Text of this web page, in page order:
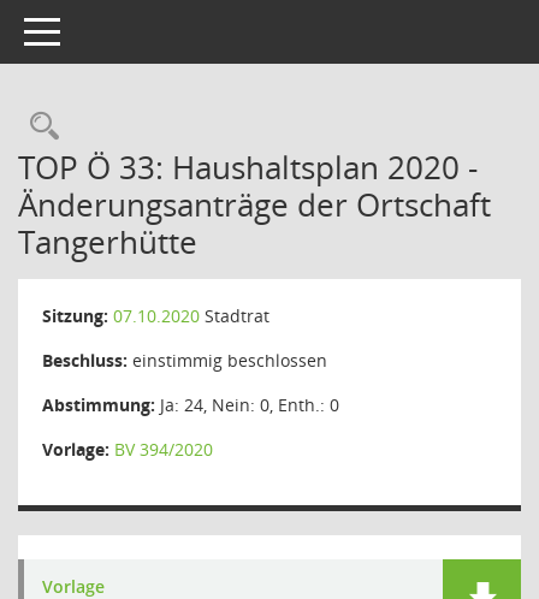
Toggle navigation
Rechercheauswahl
TOP Ö 33: Haushaltsplan 2020 -
Änderungsanträge der Ortschaft
Tangerhütte
Sitzung: 07.10.2020 Stadtrat
Beschluss: einstimmig beschlossen
Abstimmung: Ja: 24, Nein: 0, Enth.: 0
Vorlage: BV 394/2020
Vorlage